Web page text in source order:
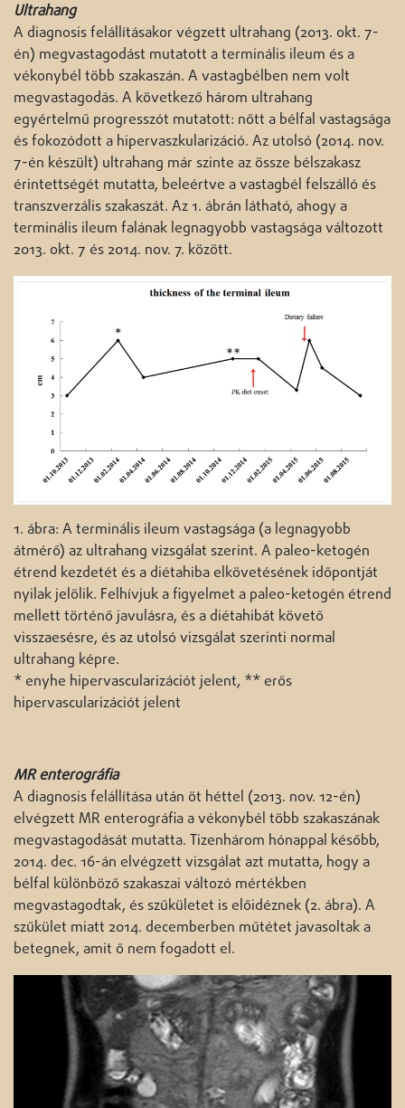
Ultrahang
A diagnosis felállításakor végzett ultrahang (2013. okt. 7-
én) megvastagodást mutatott a terminális ileum és a
vékonybél több szakaszán. A vastagbélben nem volt
megvastagodás. A következő három ultrahang
egyértelmű progresszót mutatott: nőtt a bélfal vastagsága
és fokozódott a hipervaszkularizáció. Az utolsó (2014. nov.
7-én készült) ultrahang már szinte az össze bélszakasz
érintettségét mutatta, beleértve a vastagbél felszálló és
transzverzális szakaszát. Az 1. ábrán látható, ahogy a
terminális ileum falának legnagyobb vastagsága változott
2013. okt. 7 és 2014. nov. 7. között.
1. ábra: A terminális ileum vastagsága (a legnagyobb
átmérő) az ultrahang vizsgálat szerint. A paleo-ketogén
étrend kezdetét és a diétahiba elkövetésének időpontját
nyilak jelölik. Felhívjuk a figyelmet a paleo-ketogén étrend
mellett történő javulásra, és a diétahibát követő
visszaesésre, és az utolsó vizsgálat szerinti normal
ultrahang képre.
* enyhe hipervascularizációt jelent, ** erős
hipervascularizációt jelent
MR enterográfia
A diagnosis felállítása után öt héttel (2013. nov. 12-én)
elvégzett MR enterográfia a vékonybél több szakaszának
megvastagodását mutatta. Tizenhárom hónappal később,
2014. dec. 16-án elvégzett vizsgálat azt mutatta, hogy a
bélfal különböző szakaszai változó mértékben
megvastagodtak, és szűkületet is előidéznek (2. ábra). A
szűkület miatt 2014. decemberben műtétet javasoltak a
betegnek, amit ő nem fogadott el.